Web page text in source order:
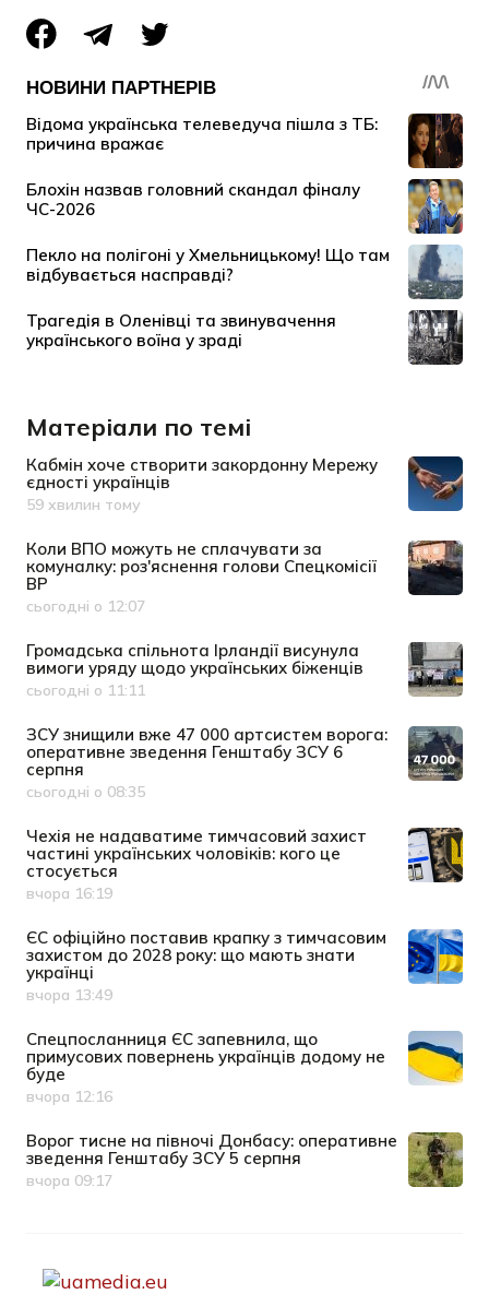
Матеріали по темі
Кабмін хоче створити закордонну Мережу
єдності українців
Дата публікації
59 хвилин тому
Коли ВПО можуть не сплачувати за
комуналку: роз'яснення голови Спецкомісії
ВР
Дата публікації
сьогодні о 12:07
Громадська спільнота Ірландії висунула
вимоги уряду щодо українських біженців
Дата публікації
сьогодні о 11:11
ЗСУ знищили вже 47 000 артсистем ворога:
оперативне зведення Генштабу ЗСУ 6
серпня
Дата публікації
сьогодні о 08:35
Чехія не надаватиме тимчасовий захист
частині українських чоловіків: кого це
стосується
Дата публікації
вчора 16:19
ЄС офіційно поставив крапку з тимчасовим
захистом до 2028 року: що мають знати
українці
Дата публікації
вчора 13:49
Спецпосланниця ЄС запевнила, що
примусових повернень українців додому не
буде
Дата публікації
вчора 12:16
Ворог тисне на півночі Донбасу: оперативне
зведення Генштабу ЗСУ 5 серпня
Дата публікації
вчора 09:17